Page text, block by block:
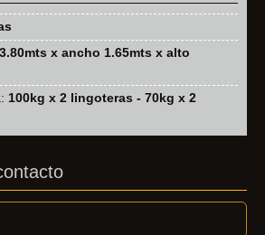
x ancho 1.65mts x alto
100kg x 2 lingoteras - 70kg x 2